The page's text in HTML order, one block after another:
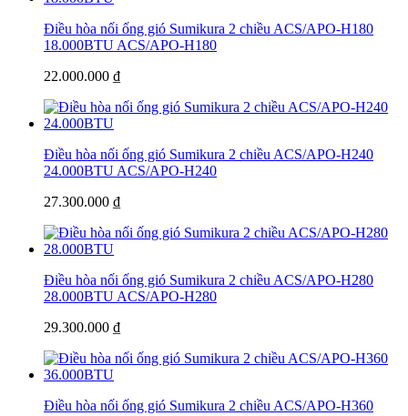
Điều hòa nối ống gió Sumikura 2 chiều ACS/APO-H180
18.000BTU ACS/APO-H180
22.000.000 ₫
Điều hòa nối ống gió Sumikura 2 chiều ACS/APO-H240
24.000BTU ACS/APO-H240
27.300.000 ₫
Điều hòa nối ống gió Sumikura 2 chiều ACS/APO-H280
28.000BTU ACS/APO-H280
29.300.000 ₫
Điều hòa nối ống gió Sumikura 2 chiều ACS/APO-H360